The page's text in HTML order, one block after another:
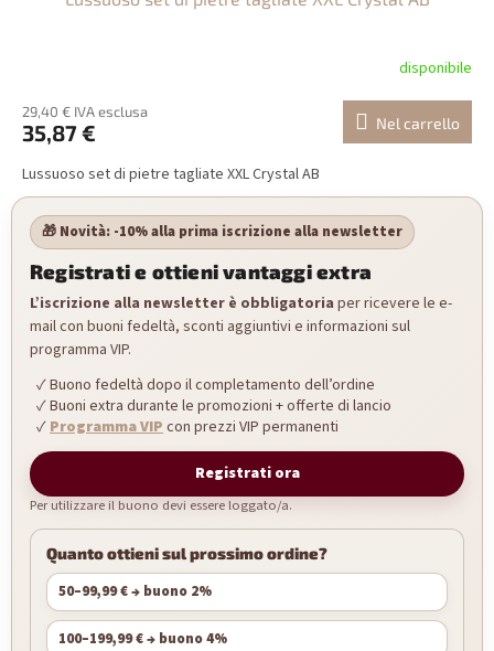
disponibile
29,40 € IVA esclusa
35,87 € Nel carrello
Lussuoso set di pietre tagliate XXL Crystal AB
🎁 Novità: -10% alla prima iscrizione alla newsletter
Registrati e ottieni vantaggi extra
L’iscrizione alla newsletter è obbligatoria per ricevere le e-
mail con buoni fedeltà, sconti aggiuntivi e informazioni sul
programma VIP.
Buono fedeltà dopo il completamento dell’ordine
Buoni extra durante le promozioni + offerte di lancio
Programma VIPcon prezzi VIP permanenti
Registrati ora
Per utilizzare il buono devi essere loggato/a.
Quanto ottieni sul prossimo ordine?
50–99,99 € → buono 2%
100–199,99 € → buono 4%